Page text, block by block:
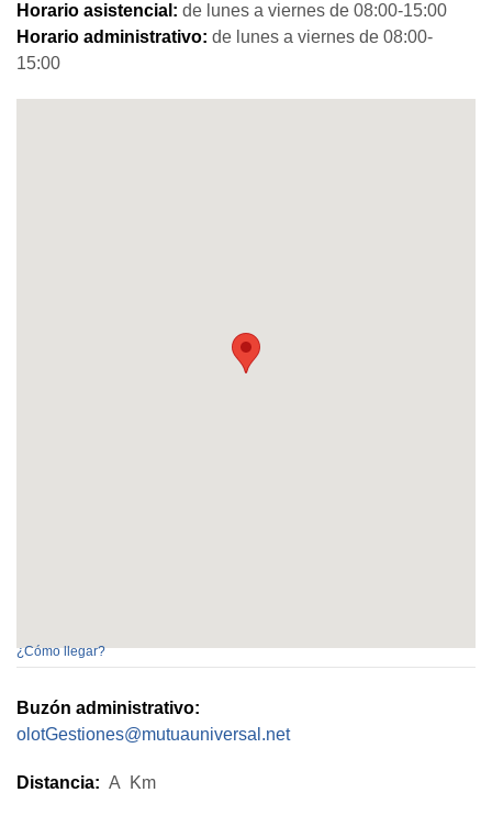
Horario asistencial: de lunes a viernes de 08:00-15:00
Horario administrativo: de lunes a viernes de 08:00-
15:00
¿Cómo llegar?
Buzón administrativo:
olotGestiones@mutuauniversal.net
Distancia: A Km